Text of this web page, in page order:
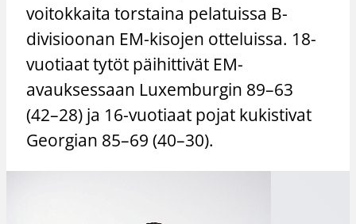
voitokkaita torstaina pelatuissa B-
divisioonan EM-kisojen otteluissa. 18-
vuotiaat tytöt päihittivät EM-
avauksessaan Luxemburgin 89–63
(42–28) ja 16-vuotiaat pojat kukistivat
Georgian 85–69 (40–30).